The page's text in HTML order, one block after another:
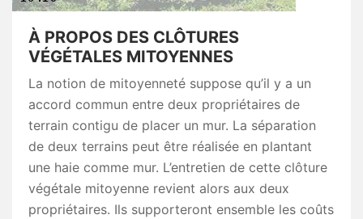
À PROPOS DES CLÔTURES
VÉGÉTALES MITOYENNES
La notion de mitoyenneté suppose qu’il y a un
accord commun entre deux propriétaires de
terrain contigu de placer un mur. La séparation
de deux terrains peut être réalisée en plantant
une haie comme mur. L’entretien de cette clôture
végétale mitoyenne revient alors aux deux
propriétaires. Ils supporteront ensemble les coûts